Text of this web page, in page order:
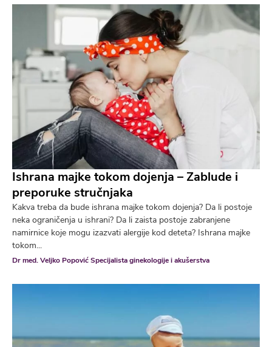
Ishrana majke tokom dojenja – Zablude i
preporuke stručnjaka
Kakva treba da bude ishrana majke tokom dojenja? Da li postoje
neka ograničenja u ishrani? Da li zaista postoje zabranjene
namirnice koje mogu izazvati alergije kod deteta? Ishrana majke
tokom...
Dr med. Veljko Popović Specijalista ginekologije i akušerstva